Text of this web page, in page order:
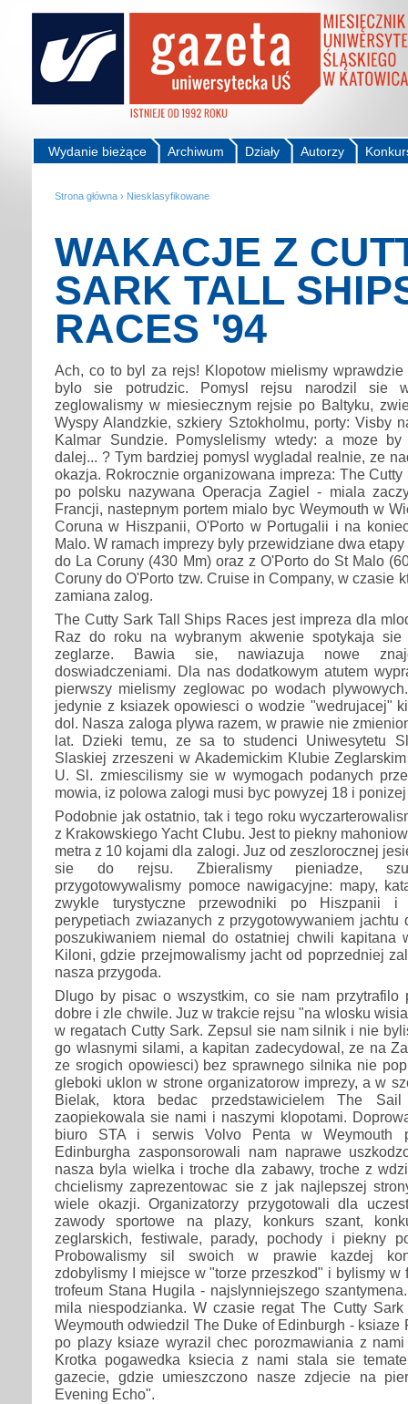
Autorzy
Działy
Archiwum
Wydanie bieżące
Strona główna › Niesklasyfikowane
WAKACJE Z
SARK TALL
RACES '94
Ach, co to byl za rejs! Klopotow mielismy
bylo sie potrudzic. Pomysl rejsu narodzil sie
zeglowalismy w miesiecznym rejsie po Baltyku,
Wyspy Alandzkie, szkiery Sztokholmu, porty: Visby
Kalmar Sundzie. Pomyslelismy wtedy: a moze
dalej... ? Tym bardziej pomysl wygladal realnie, ze
okazja. Rokrocznie organizowana impreza: The
po polsku nazywana Operacja Zagiel - miala
Francji, nastepnym portem mialo byc Weymouth w
Coruna w Hiszpanii, O'Porto w Portugalii i na
Malo. W ramach imprezy byly przewidziane dwa
do La Coruny (430 Mm) oraz z O'Porto do St Malo
Coruny do O'Porto tzw. Cruise in Company, w czasie
zamiana zalog.
The Cutty Sark Tall Ships Races jest impreza dla
Raz do roku na wybranym akwenie spotykaja
zeglarze. Bawia sie, nawiazuja nowe
doswiadczeniami. Dla nas dodatkowym atutem
pierwszy mielismy zeglowac po wodach
jedynie z ksiazek opowiesci o wodzie "wedrujacej"
dol. Nasza zaloga plywa razem, w prawie nie
lat. Dzieki temu, ze sa to studenci Uniwesytetu
Slaskiej zrzeszeni w Akademickim Klubie
U. Sl. zmiescilismy sie w wymogach podanych
mowia, iz polowa zalogi musi byc powyzej 18 i
Podobnie jak ostatnio, tak i tego roku
z Krakowskiego Yacht Clubu. Jest to piekny
metra z 10 kojami dla zalogi. Juz od zeszlorocznej
sie do rejsu. Zbieralismy pieniadze,
przygotowywalismy pomoce nawigacyjne: mapy,
zwykle turystyczne przewodniki po Hiszpanii
perypetiach zwiazanych z przygotowywaniem
poszukiwaniem niemal do ostatniej chwili kapitana
Kiloni, gdzie przejmowalismy jacht od poprzedniej
nasza przygoda.
Dlugo by pisac o wszystkim, co sie nam przytrafilo
dobre i zle chwile. Juz w trakcie rejsu "na wlosku
w regatach Cutty Sark. Zepsul sie nam silnik i nie
go wlasnymi silami, a kapitan zadecydowal, ze na
ze srogich opowiesci) bez sprawnego silnika nie
gleboki uklon w strone organizatorow imprezy, a w
Bielak, ktora bedac przedstawicielem The Sail
zaopiekowala sie nami i naszymi klopotami.
biuro STA i serwis Volvo Penta w Weymouth
Edinburgha zasponsorowali nam naprawe
nasza byla wielka i troche dla zabawy, troche z
chcielismy zaprezentowac sie z jak najlepszej
wiele okazji. Organizatorzy przygotowali dla
zawody sportowe na plazy, konkurs szant,
zeglarskich, festiwale, parady, pochody i piekny
Probowalismy sil swoich w prawie kazdej
zdobylismy I miejsce w "torze przeszkod" i bylismy w
trofeum Stana Hugila - najslynniejszego
mila niespodzianka. W czasie regat The Cutty
Weymouth odwiedzil The Duke of Edinburgh - ksiaze
po plazy ksiaze wyrazil chec porozmawiania z
Krotka pogawedka ksiecia z nami stala sie
gazecie, gdzie umieszczono nasze zdjecie na
Evening Echo".